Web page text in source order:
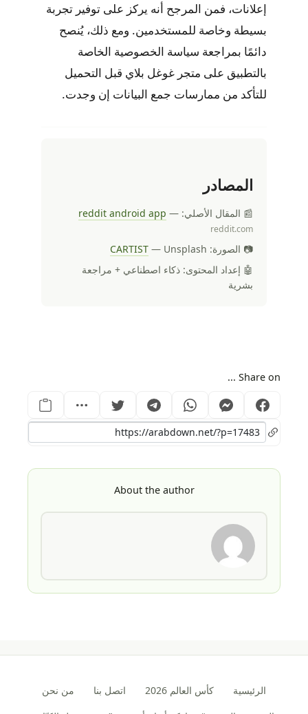
إعلانات، فمن المرجح أنه يركز على توفير تجربة
بسيطة وخاصة للمستخدمين. ومع ذلك، يُنصح
دائمًا بمراجعة سياسة الخصوصية الخاصة
بالتطبيق على متجر غوغل بلاي قبل التحميل
للتأكد من ممارسات جمع البيانات إن وجدت.
المصادر
📰 المقال الأصلي: reddit android app —
reddit.com
📷 الصورة: CARTIST — Unsplash
🤖 إعداد المحتوى: ذكاء اصطناعي + مراجعة
بشرية
Share on ...
About the author
الرئيسية كأس العالم 2026 اتصل بنا
من نحن